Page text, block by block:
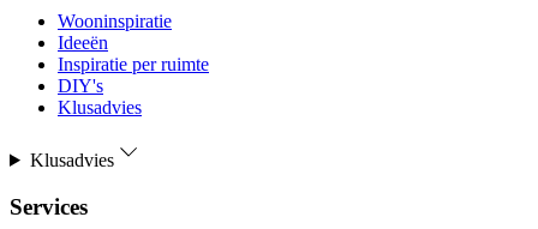
Wooninspiratie
Ideeën
Inspiratie per ruimte
DIY's
Klusadvies
Klusadvies
Services